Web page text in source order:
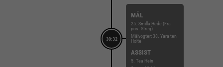
30:32
MÅL
25. Smilla Hede (Fra
pos. Streg)
Målvogter: 38. Yara ten
Holte
ASSIST
5. Tea Hein